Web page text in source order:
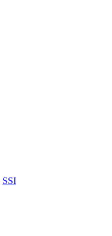
SSI